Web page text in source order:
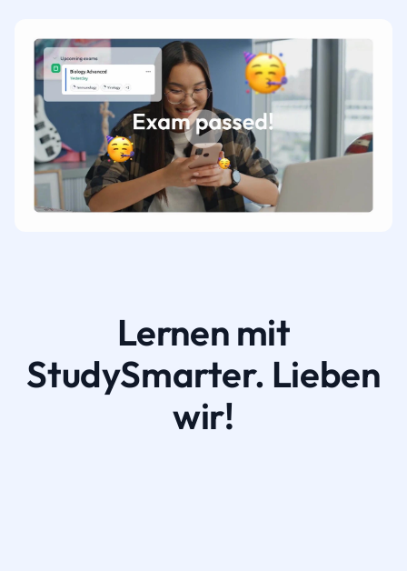
Lernen mit
StudySmarter. Lieben
wir!